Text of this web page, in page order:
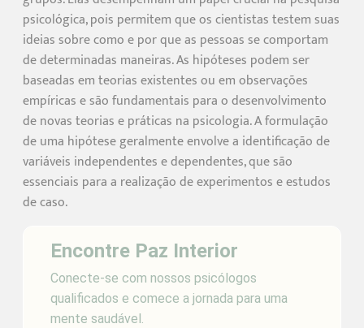
psicológica, pois permitem que os cientistas testem suas
ideias sobre como e por que as pessoas se comportam
de determinadas maneiras. As hipóteses podem ser
baseadas em teorias existentes ou em observações
empíricas e são fundamentais para o desenvolvimento
de novas teorias e práticas na psicologia. A formulação
de uma hipótese geralmente envolve a identificação de
variáveis independentes e dependentes, que são
essenciais para a realização de experimentos e estudos
de caso.
Encontre Paz Interior
Conecte-se com nossos psicólogos
qualificados e comece a jornada para uma
mente saudável.